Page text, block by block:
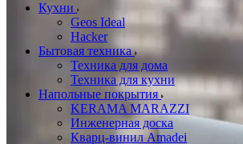
Кухни
Geos Ideal
Hacker
Бытовая техника
Техника для дома
Техника для кухни
Напольные покрытия
KERAMA MARAZZI
Инженерная доска
Кварц-винил Amadei